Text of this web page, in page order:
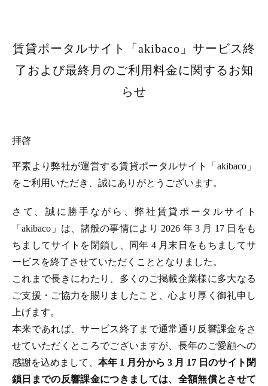
賃貸ポータルサイト「akibaco」サービス終
了および最終月のご利用料金に関するお知
らせ
拝啓
平素より弊社が運営する賃貸ポータルサイト「akibaco」
をご利用いただき、誠にありがとうございます。
さて、誠に勝手ながら、弊社賃貸ポータルサイト
「akibaco」は、諸般の事情により 2026 年 3 月 17 日をも
ちましてサイトを閉鎖し、同年 4 月末日をもちましてサ
ービスを終了させていただくこととなりました。
これまで長きにわたり、多くのご掲載企業様に多大なる
ご支援・ご協力を賜りましたこと、心より厚く御礼申し
上げます。
本来であれば、サービス終了まで通常通り反響課金をさ
せていただくところでございますが、長年のご愛顧への
感謝を込めまして、 本年 1 月分から 3 月 17 日のサイト閉
鎖日までの反響課金につきましては、全額無償とさせて